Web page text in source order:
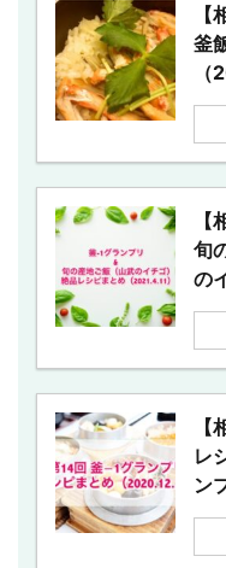
釜
旬
の
レ
ン